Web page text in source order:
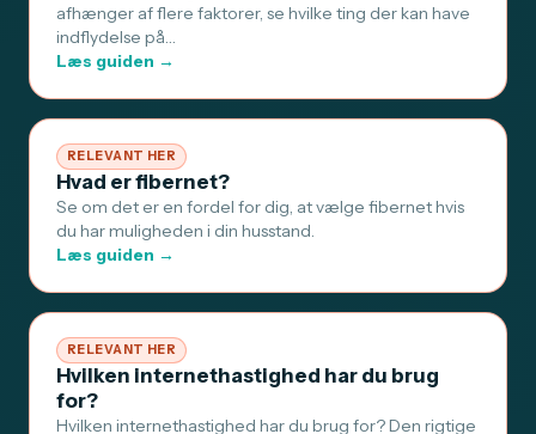
afhænger af flere faktorer, se hvilke ting der kan have
indflydelse på…
Læs guiden →
RELEVANT HER
Hvad er fibernet?
Se om det er en fordel for dig, at vælge fibernet hvis
du har muligheden i din husstand.
Læs guiden →
RELEVANT HER
Hvilken internethastighed har du brug
for?
Hvilken internethastighed har du brug for? Den rigtige